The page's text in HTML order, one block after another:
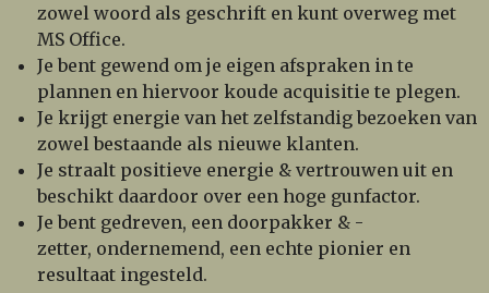
zowel woord als geschrift en kunt overweg met
MS Office.
Je bent gewend om je eigen afspraken in te
plannen en hiervoor koude acquisitie te plegen.
Je krijgt energie van het zelfstandig bezoeken van
zowel bestaande als nieuwe klanten.
Je straalt positieve energie & vertrouwen uit en
beschikt daardoor over een hoge gunfactor.
Je bent gedreven, een doorpakker & -
zetter, ondernemend, een echte pionier en
resultaat ingesteld.